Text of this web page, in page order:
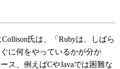
氏は、「Rubyは、しばら
に何をやっているかが分か
ス、例えばCやJavaでは困難な